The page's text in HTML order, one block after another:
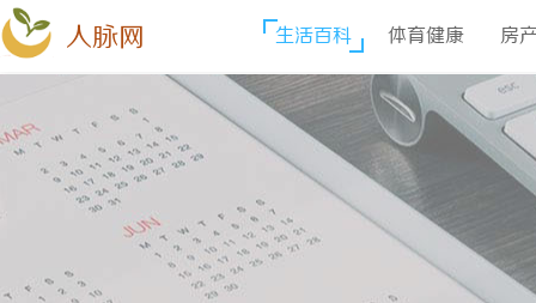
人脉网 生活百科 体育健康 房